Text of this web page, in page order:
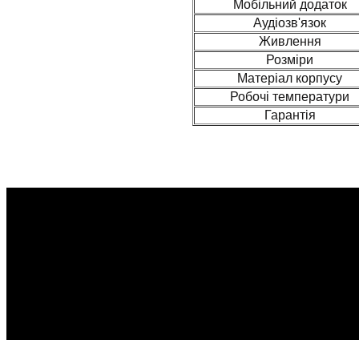
Мобільний додаток
Аудіозв'язок
Живлення
Розміри
Матеріал корпусу
Робочі температури
Гарантія